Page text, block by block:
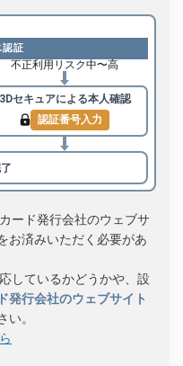
認証
不正利用リスク中〜高
3Dセキュアによる本人確認
認証番号入力
ード発行会社のウェブサ
お済みいただく必要があ
しているかどうかや、設
発行会社のウェブサイト
い。